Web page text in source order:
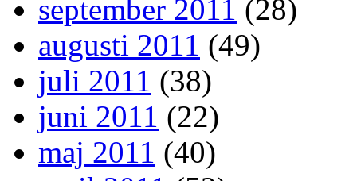
september 2011 (28)
augusti 2011 (49)
juli 2011 (38)
juni 2011 (22)
maj 2011 (40)